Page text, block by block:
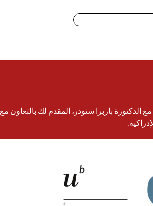
باربرا ستودر، المقدم لك بالتعاون مع